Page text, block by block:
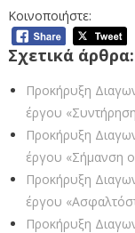
Κοινοποιήστε:
Σχετικά άρθρα:
Προκήρυξη
έργου
Προκήρυξη
έργου «Σήμανση
Προκήρυξη
έργου
Προκήρυξη